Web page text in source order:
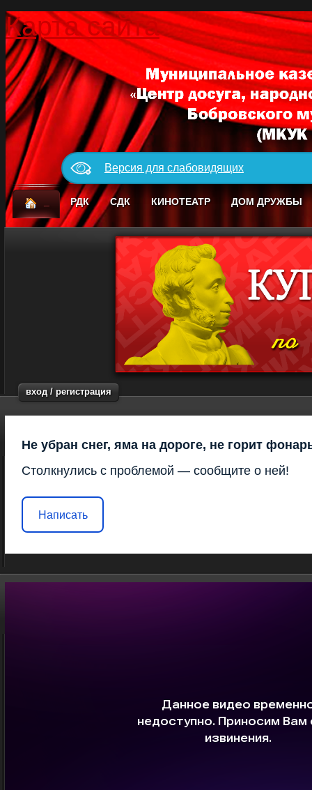
Карта сайта
Версия для слабовидящих
РДК СДК КИНОТЕАТР ДОМ ДРУЖБЫ
вход / регистрация
Не убран снег, яма на дороге, не горит
Столкнулись с проблемой — сообщите о ней!
Написать